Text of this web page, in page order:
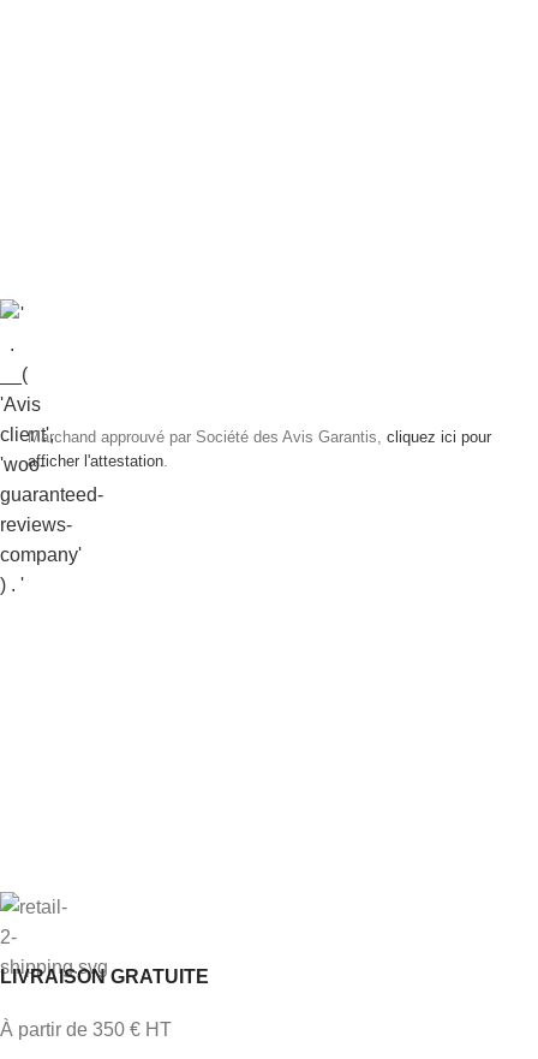
Marchand approuvé par Société des Avis Garantis, cliquez ici pour
afficher l'attestation
LIVRAISON GRATUITE
À partir de 350 € HT